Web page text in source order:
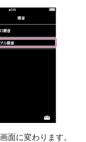
面に変わります。